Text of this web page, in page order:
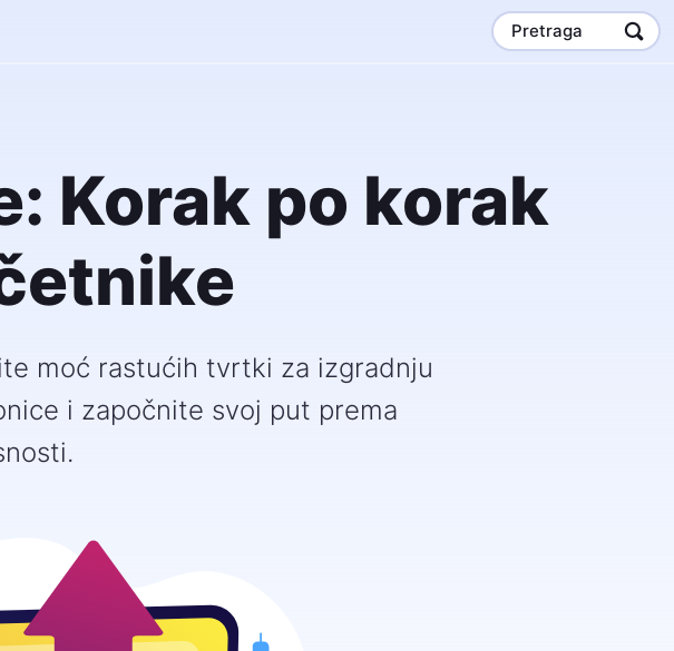
Pretraga
Korak po korak
moć rastućih tvrtki za izgradnju
i započnite svoj put prema